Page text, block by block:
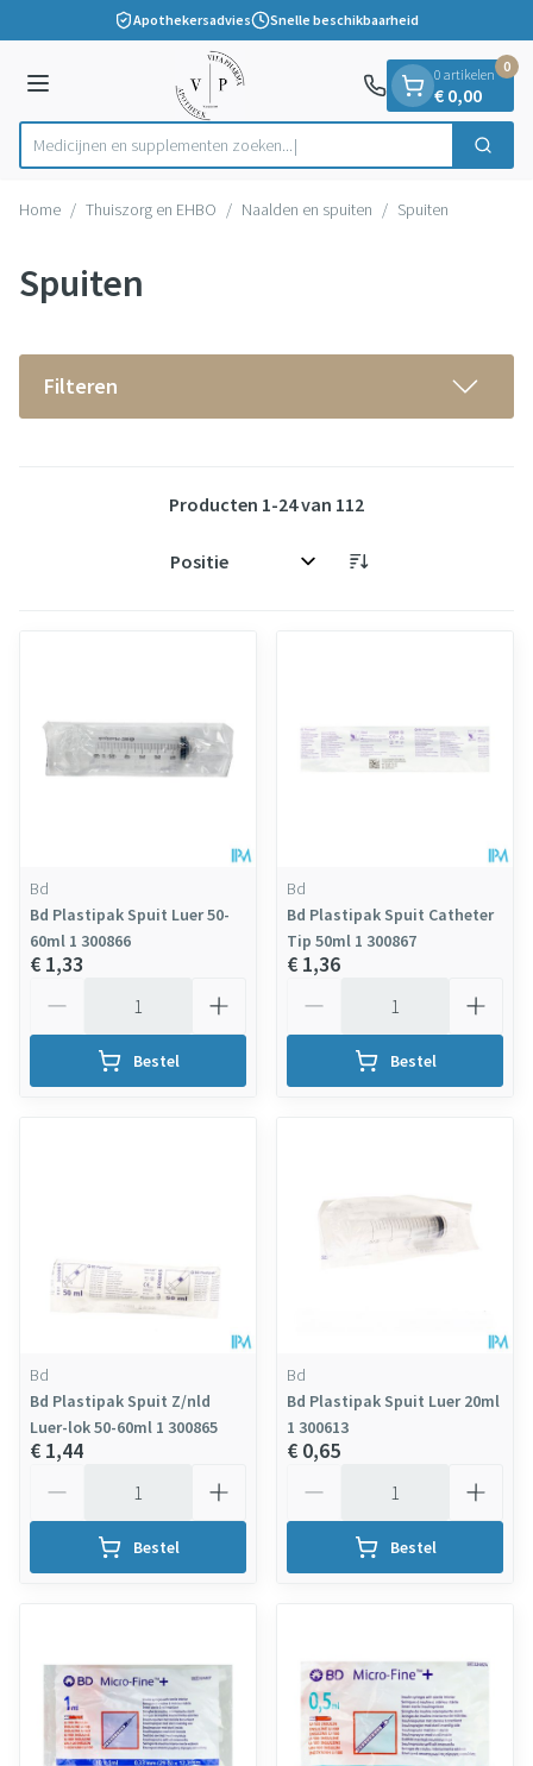
Ga naar de inhoudApothekersadvies Snelle beschikbaarheid
Menu
Product, merk, categorie...
Medicijnen en supplementen zoek Zoek
0 artikelen
€ 0,00
0
Home / Thuiszorg en EHBO / Naalden en spuiten / Spuiten
Spuiten
Filteren
Producten 1-24van 112
Sorteer op:
Bd
Bd Plastipak Spuit Luer 50-
60ml 1 300866
€ 1,33
Bestel
Bd
Bd Plastipak Spuit Catheter
Tip 50ml 1 300867
€ 1,36
Bestel
Bd
Bd Plastipak Spuit Z/nld
Luer-lok 50-60ml 1 300865
€ 1,44
Bestel
Bd
Bd Plastipak Spuit Luer 20ml
1 300613
€ 0,65
Bestel